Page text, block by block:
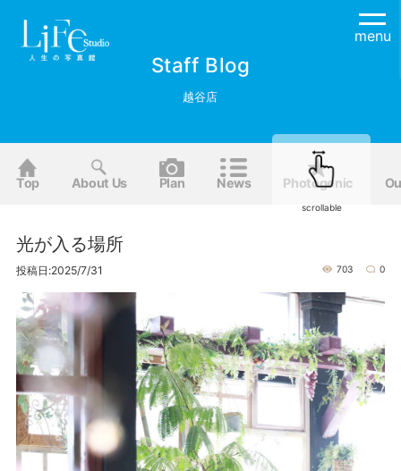
menu
Staff Blog
越谷店
Top About Us Plan News Photogenic
scrollable
光が入る場所
投稿日:2025/7/31 703 0